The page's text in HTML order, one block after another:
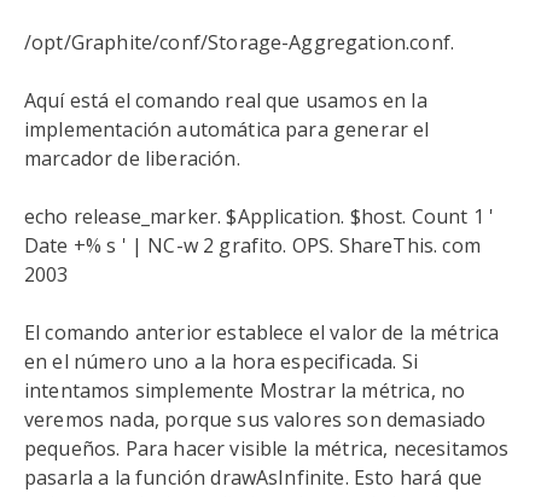
/opt/Graphite/conf/Storage-Aggregation.conf.
Aquí está el comando real que usamos en la
implementación automática para generar el
marcador de liberación.
echo release_marker. $Application. $host. Count 1 '
Date +% s ' | NC-w 2 grafito. OPS. ShareThis. com
2003
El comando anterior establece el valor de la métrica
en el número uno a la hora especificada. Si
intentamos simplemente Mostrar la métrica, no
veremos nada, porque sus valores son demasiado
pequeños. Para hacer visible la métrica, necesitamos
pasarla a la función drawAsInfinite. Esto hará que